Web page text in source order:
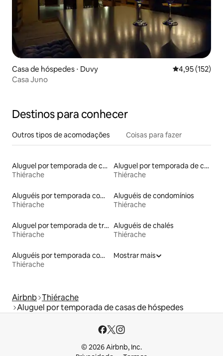
Casa de hóspedes ⋅ Duvy 4,95 de uma
4,95 (152)
Casa Juno
Destinos para conhecer
Outros tipos de acomodações Coisas para fazer
Aluguel por temporada de casas na árvore
Thiérache
Aluguel por temporada de casas na terra
Thiérache
Aluguéis por temporada com suítes privativas
Thiérache
Aluguéis de condomínios
Thiérache
Aluguel por temporada de trailers
Thiérache
Aluguéis de chalés
Thiérache
Aluguéis por temporada com banheiro para PCD
Thiérache
Mostrar mais
Airbnb Thiérache
Aluguel por temporada de casas de hóspedes
© 2026 Airbnb, Inc.